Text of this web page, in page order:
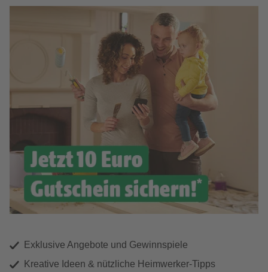
Exklusive Angebote und Gewinnspiele
Kreative Ideen & nützliche Heimwerker-Tipps